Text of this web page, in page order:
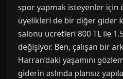
spor yapmak isteyenler için
üyelikleri de bir diğer gider
salonu ücretleri 800 TL ile
değişiyor. Ben, çalışan bir
Harran’daki yaşamını
giderin aslında plansız